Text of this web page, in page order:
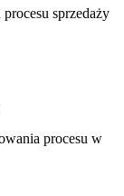
sprzedaży
procesu w